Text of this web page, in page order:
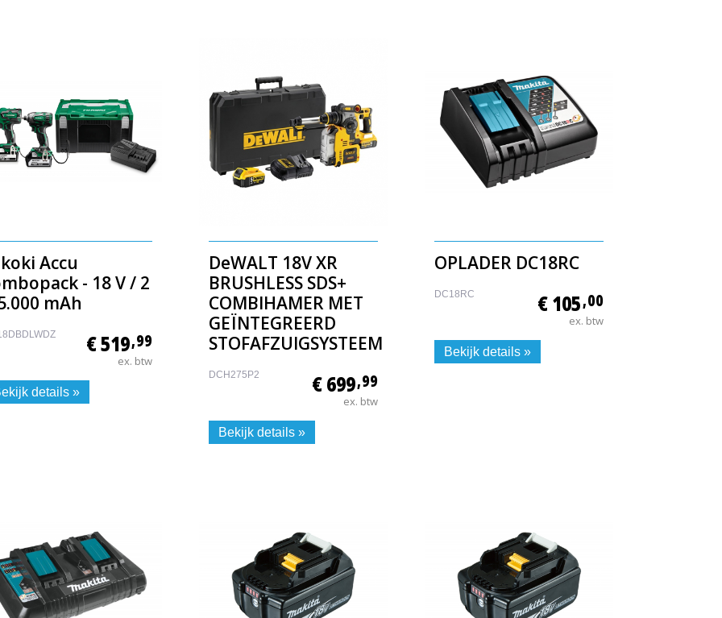
Accu
- 18 V / 2
mAh
€ 519,99
ex. btw
details »
DeWALT 18V XR
BRUSHLESS SDS+
COMBIHAMER MET
GEÏNTEGREERD
STOFAFZUIGSYSTEEM
DCH275P2 € 699,99
ex. btw
Bekijk details »
OPLADER DC18RC
DC18RC € 105,00
ex. btw
Bekijk details »